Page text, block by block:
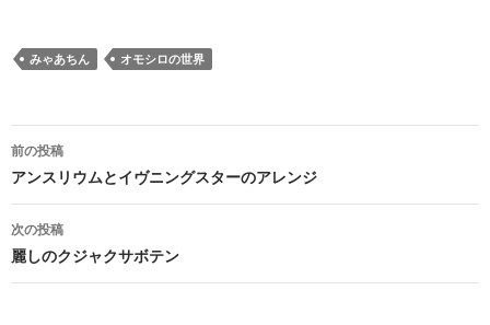
みゃあちん オモシロの世界
投
稿
ナ
ビ
ゲ
前の投稿
アンスリウムとイヴニングスターのアレンジ
次の投稿
麗しのクジャクサボテン